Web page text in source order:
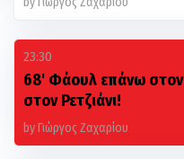
23:30
68' Φάουλ επάνω στον
στον Ρετζιάνι!
by Γιώργος Ζαχαρίου